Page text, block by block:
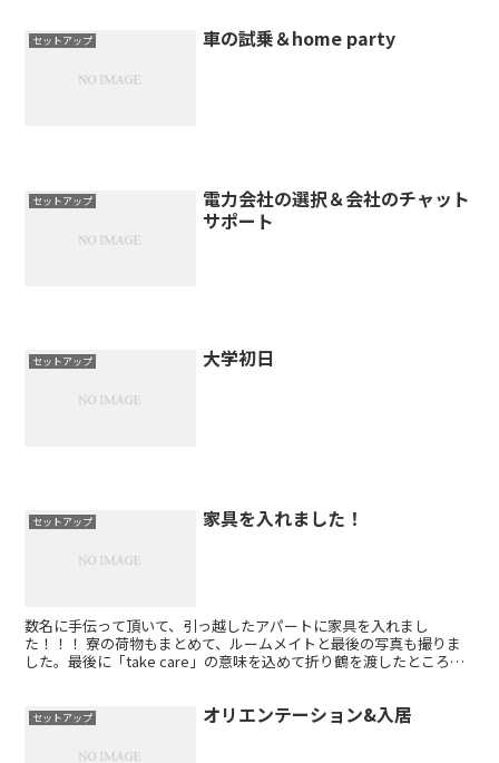
セットアップ 車の試乗＆home party
セットアップ
電力会社の選択＆会社のチャット
サポート
セットアップ 大学初日
セットアップ 家具を入れました！
数名に手伝って頂いて、引っ越したアパートに家具を入れまし
た！！！ 寮の荷物もまとめて、ルームメイトと最後の写真も撮りま
した。最後に「take care」の意味を込めて折り鶴を渡したところ、
セットアップ オリエンテーション&入居